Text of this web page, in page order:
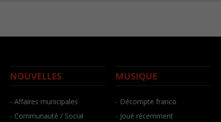
NOUVELLES
- Affaires municipales
- Communauté / Social
MUSIQUE
- Décompte franco
- Joué récemment